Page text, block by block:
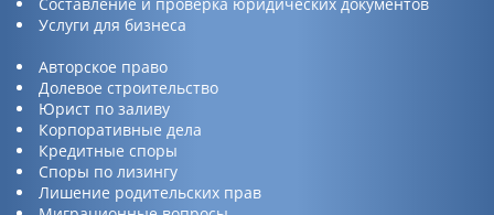
Составление и проверка юридических документов
Услуги для бизнеса
Авторское право
Долевое строительство
Юрист по заливу
Корпоративные дела
Кредитные споры
Споры по лизингу
Лишение родительских прав